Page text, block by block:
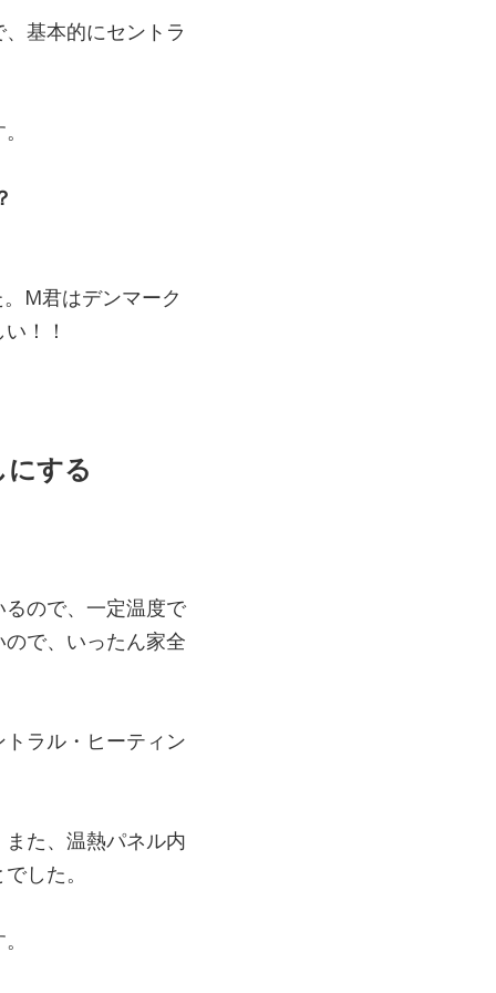
基本的にセントラ
M君はデンマーク
！！
する
ので、一定温度で
で、いったん家全
ラル・ヒーティン
た、温熱パネル内
した。